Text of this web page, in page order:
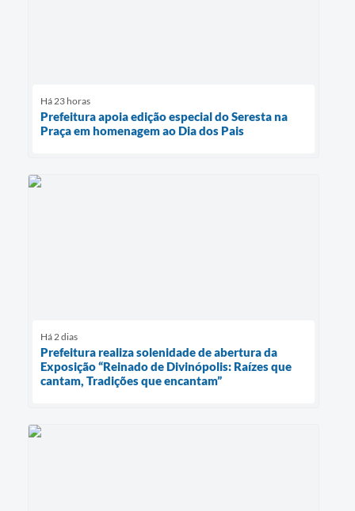
Há 23 horas
Prefeitura apoia edição especial do Seresta na
Praça em homenagem ao Dia dos Pais
Há 2 dias
Prefeitura realiza solenidade de abertura da
Exposição “Reinado de Divinópolis: Raízes que
cantam, Tradições que encantam”